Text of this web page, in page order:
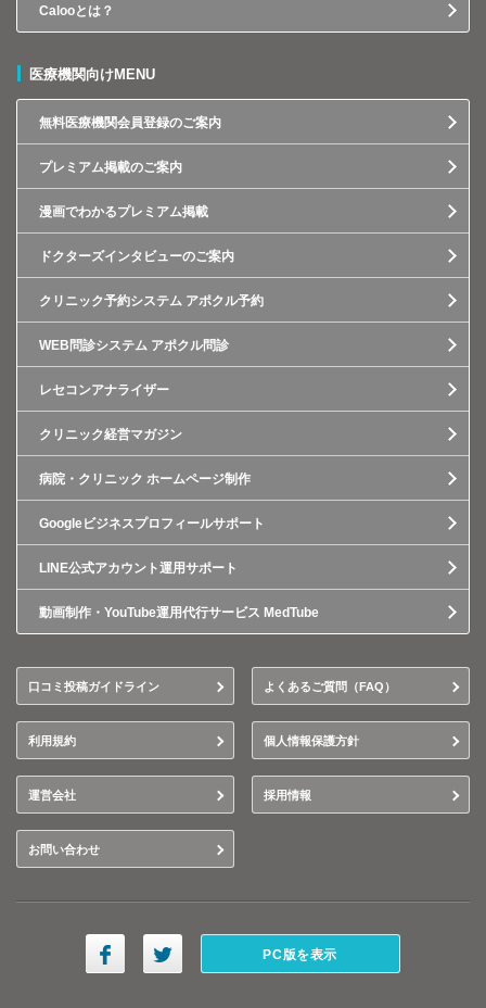
Calooとは？
医療機関向けMENU
無料医療機関会員登録のご案内
プレミアム掲載のご案内
漫画でわかるプレミアム掲載
ドクターズインタビューのご案内
クリニック予約システム アポクル予約
WEB問診システム アポクル問診
レセコンアナライザー
クリニック経営マガジン
病院・クリニック ホームページ制作
Googleビジネスプロフィールサポート
LINE公式アカウント運用サポート
動画制作・YouTube運用代行サービス MedTube
口コミ投稿ガイドライン よくあるご質問（FAQ）
利用規約 個人情報保護方針
運営会社 採用情報
お問い合わせ
PC版を表示